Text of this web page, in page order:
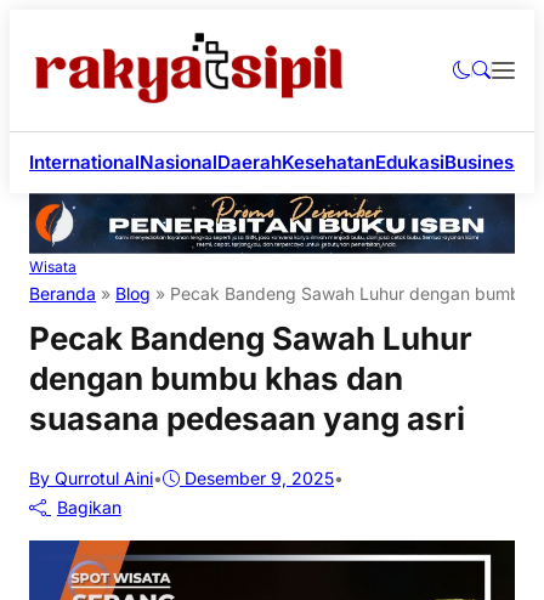
InternationalNasionalDaerahKesehatanEdukasiBusiness
Wisata
Beranda » Blog » Pecak Bandeng Sawah Luhur dengan bumbu
Pecak Bandeng Sawah Luhur
dengan bumbu khas dan
suasana pedesaan yang asri
By Qurrotul Aini• Desember 9, 2025•
Bagikan